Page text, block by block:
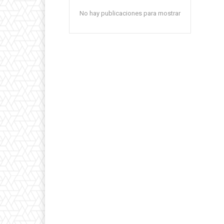
No hay publicaciones para mostrar